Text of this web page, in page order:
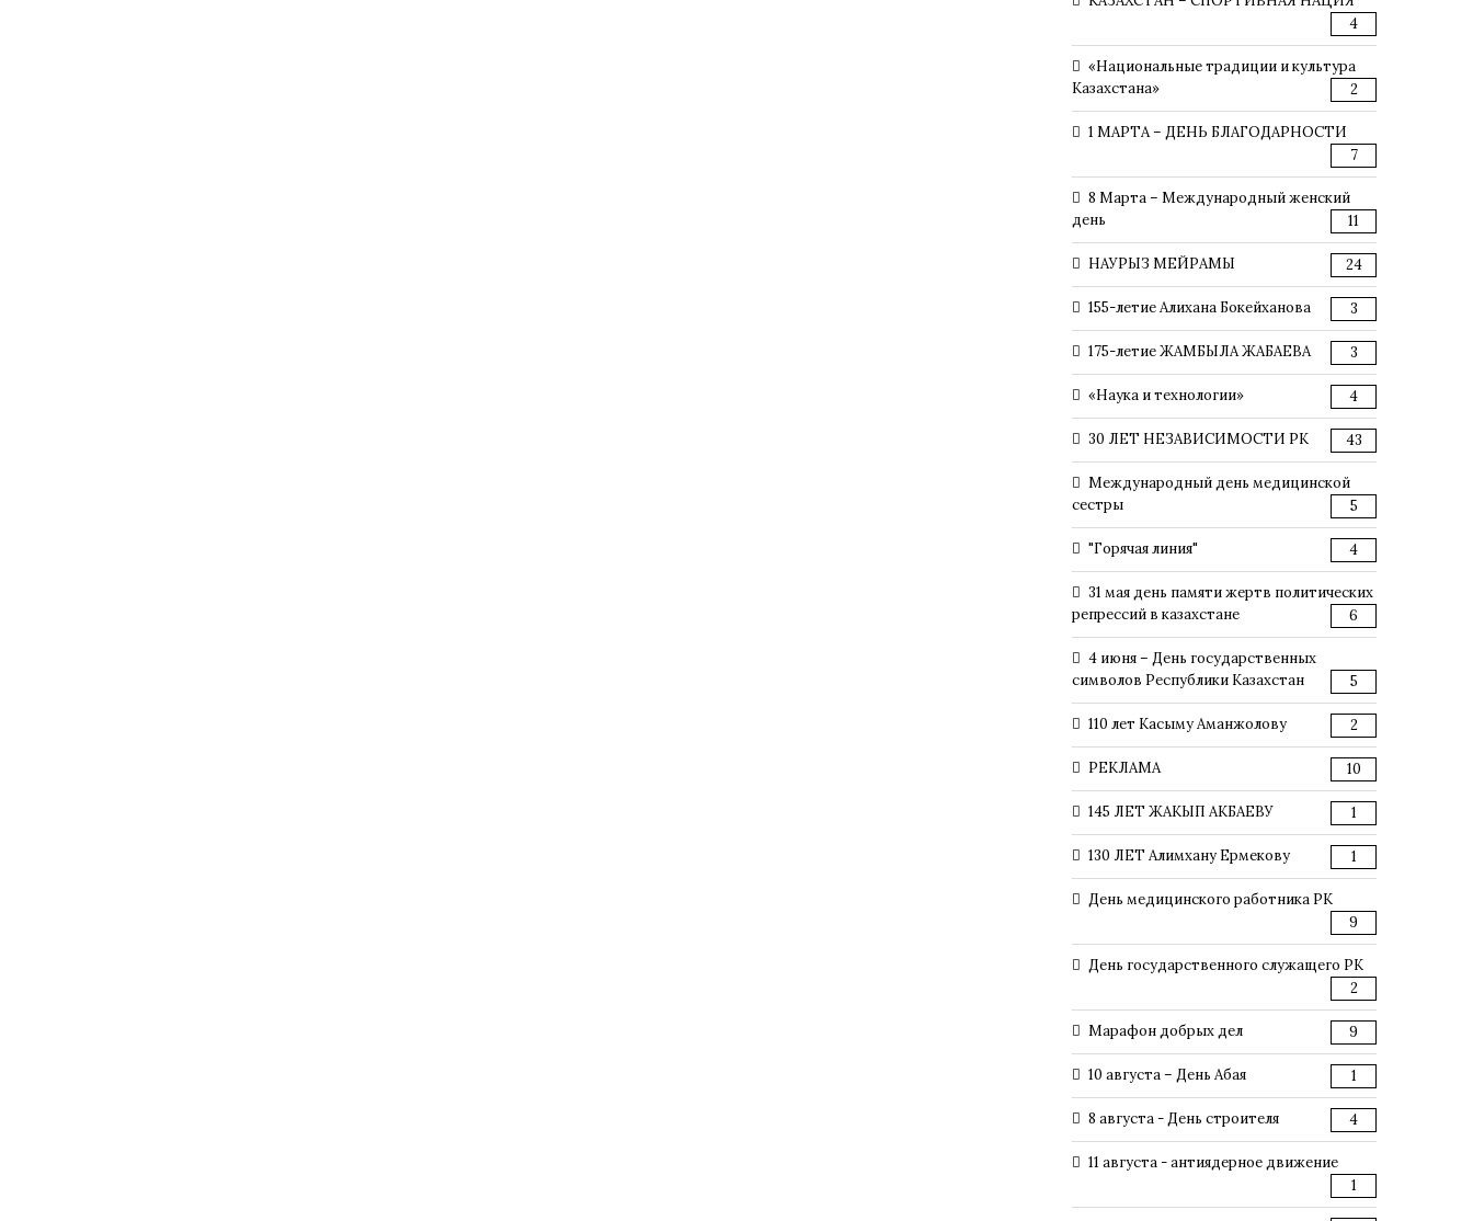
4
«Национальные традиции и культура
Казахстана»
2
1 МАРТА – ДЕНЬ БЛАГОДАРНОСТИ
7
8 Марта – Международный женский
день
11
НАУРЫЗ МЕЙРАМЫ 24
155-летие Алихана Бокейханова 3
175-летие ЖАМБЫЛА ЖАБАЕВА 3
«Наука и технологии» 4
30 ЛЕТ НЕЗАВИСИМОСТИ РК 43
Международный день медицинской
сестры
5
"Горячая линия" 4
31 мая день памяти жертв политических
репрессий в казахстане
6
4 июня – День государственных
символов Республики Казахстан
5
110 лет Касыму Аманжолову 2
РЕКЛАМА 10
145 ЛЕТ ЖАКЫП АКБАЕВУ 1
130 ЛЕТ Алимхану Ермекову 1
День медицинского работника РК
9
День государственного служащего РК
2
Марафон добрых дел 9
10 августа – День Абая 1
8 августа - День строителя 4
11 августа - антиядерное движение
1